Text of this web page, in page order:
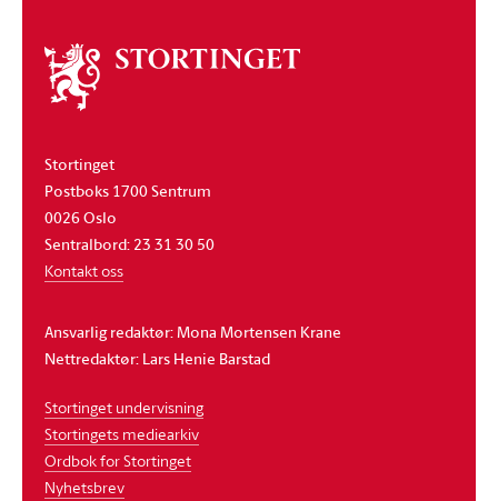
Om
stortinget
Stortinget
Postboks 1700 Sentrum
0026 Oslo
Sentralbord: 23 31 30 50
Kontakt oss
Ansvarlig redaktør: Mona Mortensen Krane
Nettredaktør: Lars Henie Barstad
Stortinget undervisning
Stortingets mediearkiv
Ordbok for Stortinget
Nyhetsbrev